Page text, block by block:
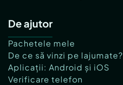
De ajutor
Pachetele mele
De ce să vinzi pe lajumate?
Aplicații: Android și iOS
Verificare telefon